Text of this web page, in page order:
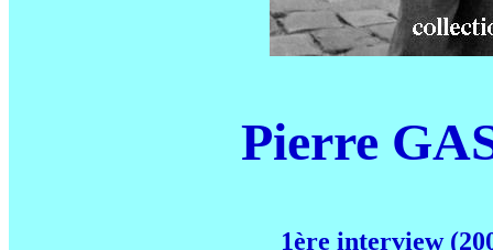
Pierre
1ère interview